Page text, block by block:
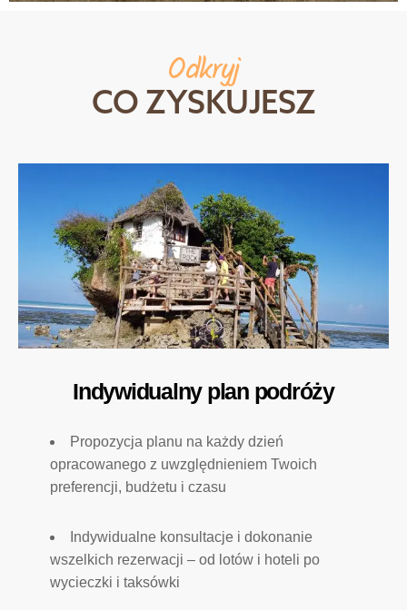
Odkryj
CO ZYSKUJESZ
Indywidualny plan podróży
Propozycja planu na każdy dzień
opracowanego z uwzględnieniem Twoich
preferencji, budżetu i czasu
Indywidualne konsultacje i dokonanie
wszelkich rezerwacji – od lotów i hoteli po
wycieczki i taksówki